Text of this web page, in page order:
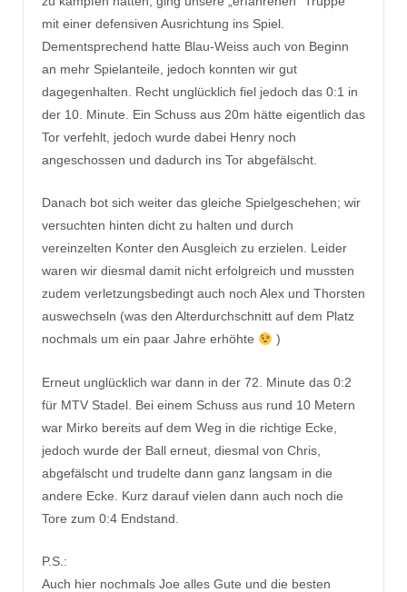
mit einer defensiven Ausrichtung ins Spiel.
Dementsprechend hatte Blau-Weiss auch von Beginn
an mehr Spielanteile, jedoch konnten wir gut
dagegenhalten. Recht unglücklich fiel jedoch das 0:1 in
der 10. Minute. Ein Schuss aus 20m hätte eigentlich das
Tor verfehlt, jedoch wurde dabei Henry noch
angeschossen und dadurch ins Tor abgefälscht.
Danach bot sich weiter das gleiche Spielgeschehen; wir
versuchten hinten dicht zu halten und durch
vereinzelten Konter den Ausgleich zu erzielen. Leider
waren wir diesmal damit nicht erfolgreich und mussten
zudem verletzungsbedingt auch noch Alex und Thorsten
auswechseln (was den Alterdurchschnitt auf dem Platz
nochmals um ein paar Jahre erhöhte
)
Erneut unglücklich war dann in der 72. Minute das 0:2
für MTV Stadel. Bei einem Schuss aus rund 10 Metern
war Mirko bereits auf dem Weg in die richtige Ecke,
jedoch wurde der Ball erneut, diesmal von Chris,
abgefälscht und trudelte dann ganz langsam in die
andere Ecke. Kurz darauf vielen dann auch noch die
Tore zum 0:4 Endstand.
P.S.:
Auch hier nochmals Joe alles Gute und die besten